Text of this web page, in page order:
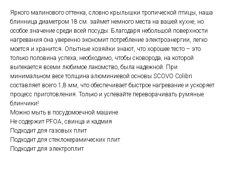
Яркого малинового оттенка, словно крылышки тропической птицы, наша
блинница диаметром 18 см. займет немного места на вашей кухне, но
особое значение среди всей посуды. Благодаря небольшой поверхности
нагревания она уверенно экономит потребление электроэнергии, легко
моется и хранится. Опытные хозяйки знают, что хорошее тесто – это
только половина успеха, необходимо, чтобы сковорода, на которой
выпекается всеми любимое лакомство, была надежной. При
минимальном весе толщина алюминиевой основы SCOVO Colibri
составляет всего 1,8 мм, что обеспечивает быстрое нагревание и ускоряет
процесс приготовления. Только и успевайте переворачивать румяные
блинчики!
Можно мыть в посудомоечной машине
Не содержит PFOA, свинца и кадмия
Подходит для газовых плит
Подходит для стеклокерамических плит
Подходит для электроплит